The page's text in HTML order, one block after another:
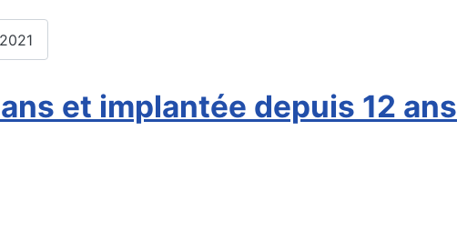
et implantée depuis 12 ans